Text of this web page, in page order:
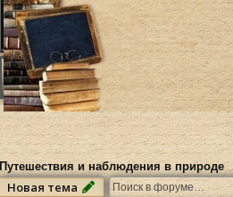
MonParis2025 ФОРУМ Мир
Путешествия и наблюдения в природе
Новая тема